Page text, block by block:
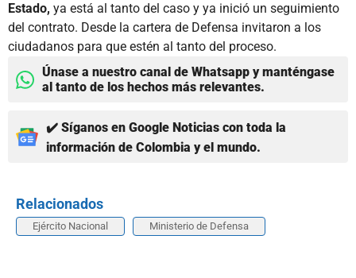
Estado, ya está al tanto del caso y ya inició un seguimiento
del contrato. Desde la cartera de Defensa invitaron a los
ciudadanos para que estén al tanto del proceso.
Únase a nuestro canal de Whatsapp y manténgase
al tanto de los hechos más relevantes.
✔️ Síganos en Google Noticias con toda la
información de Colombia y el mundo.
Relacionados
Ejército Nacional Ministerio de Defensa